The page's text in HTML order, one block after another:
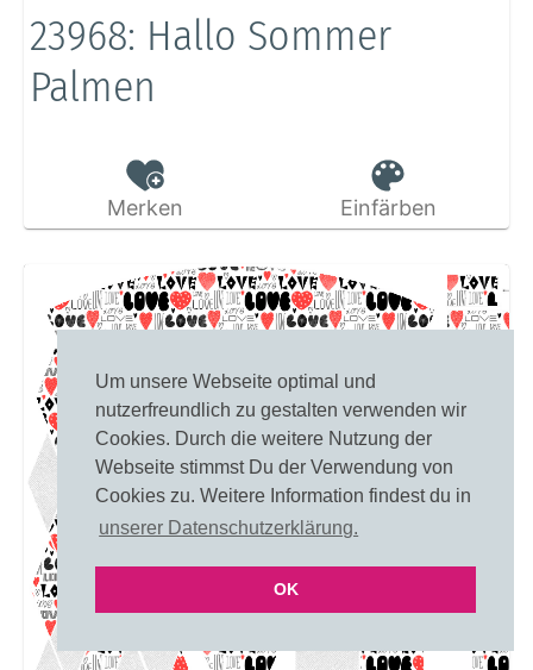
Um unsere Webseite optimal und
nutzerfreundlich zu gestalten verwenden wir
Cookies. Durch die weitere Nutzung der
Webseite stimmst Du der Verwendung von
Cookies zu. Weitere Information findest du in
unserer Datenschutzerklärung.
OK
23968: Hallo Sommer
Palmen
Merken Einfärben